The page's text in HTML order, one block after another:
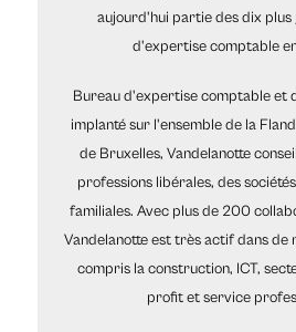
aujourd'hui partie des dix plus
d'expertise comptable
Bureau d'expertise comptable et
implanté sur l'ensemble de la
de Bruxelles, Vandelanotte
professions libérales, des
familiales. Avec plus de 200
Vandelanotte est très actif dans de
compris la construction, ICT,
profit et service